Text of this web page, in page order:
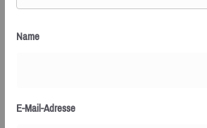
Name
E-Mail-Adresse